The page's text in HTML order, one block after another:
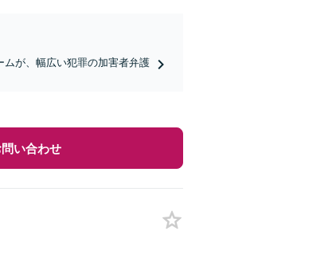
ムが、幅広い犯罪の加害者弁護
い合わせ